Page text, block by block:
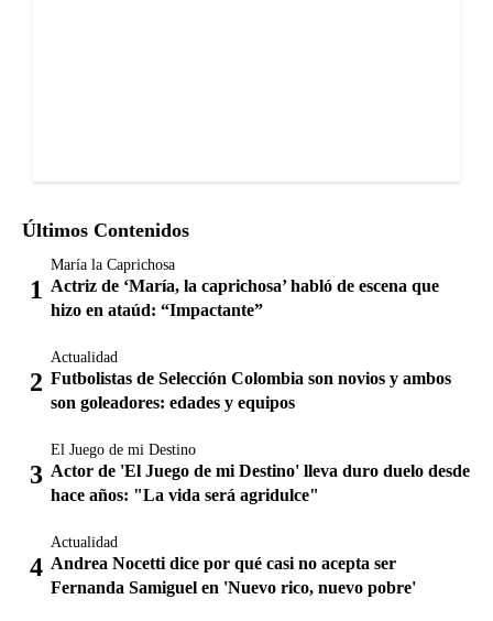
Últimos Contenidos
María la Caprichosa
Actriz de ‘María, la caprichosa’ habló de escena que
hizo en ataúd: “Impactante”
Actualidad
Futbolistas de Selección Colombia son novios y ambos
son goleadores: edades y equipos
El Juego de mi Destino
Actor de 'El Juego de mi Destino' lleva duro duelo desde
hace años: "La vida será agridulce"
Actualidad
Andrea Nocetti dice por qué casi no acepta ser
Fernanda Samiguel en 'Nuevo rico, nuevo pobre'